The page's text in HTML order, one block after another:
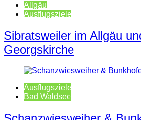
Allgäu
Ausflugsziele
Sibratsweiler im Allgäu
Georgskirche
Ausflugsziele
Bad Waldsee